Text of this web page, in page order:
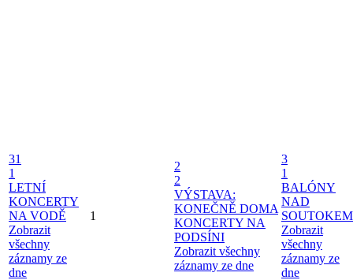
31
1
LETNÍ
KONCERTY
NA VODĚ
Zobrazit
všechny
záznamy ze
dne
1
2
2
VÝSTAVA:
KONEČNĚ DOMA
KONCERTY NA
PODSÍNI
Zobrazit všechny
záznamy ze dne
3
1
BALÓNY
NAD
SOUTOKEM
Zobrazit
všechny
záznamy ze
dne